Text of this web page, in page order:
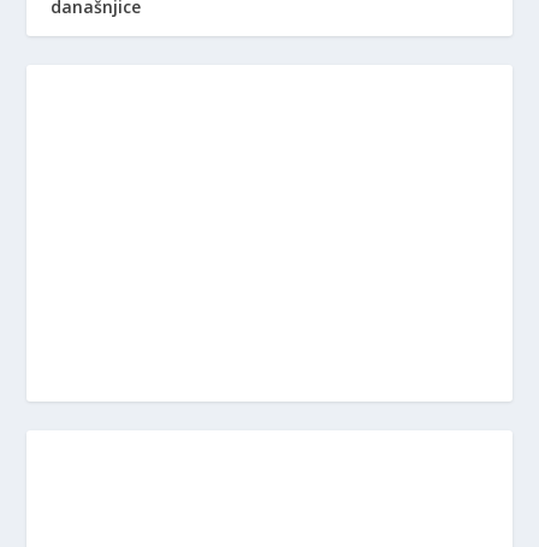
današnjice